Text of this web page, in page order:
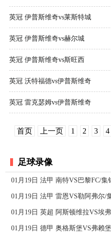
英冠 伊普斯维奇vs莱斯特城
英冠 伊普斯维奇vs赫尔城
英冠 伊普斯维奇vs斯旺西
英冠 沃特福德vs伊普斯维奇
英冠 雷克瑟姆vs伊普斯维奇
首页 上一页 1 2 3 4
足球录像
01月19日 法甲 南特VS巴黎FC/
01月19日 法甲 雷恩VS勒阿弗尔/
01月19日 英超 阿斯顿维拉VS埃
01月19日 德甲 奥格斯堡VS弗赖